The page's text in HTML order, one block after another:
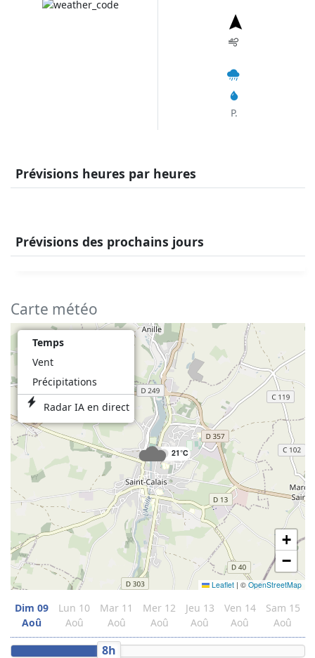
P.
Prévisions heures par heures
Prévisions des prochains jours
Carte météo
Temps
Vent
Précipitations
Radar IA en direct
21°C
+
−
Leaflet | © OpenStreetMap
Dim 09
Aoû
Lun 10
Aoû
Mar 11
Aoû
Mer 12
Aoû
Jeu 13
Aoû
Ven 14
Aoû
Sam 15
Aoû
8h